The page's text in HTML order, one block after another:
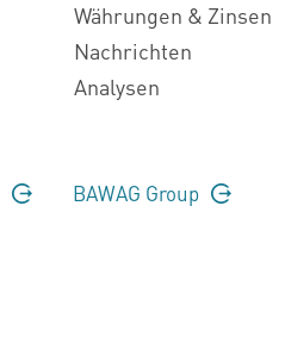
Währungen & Zinsen
Nachrichten
Analysen
BAWAG Group